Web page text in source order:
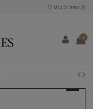
Lista de Deseos (0)
0